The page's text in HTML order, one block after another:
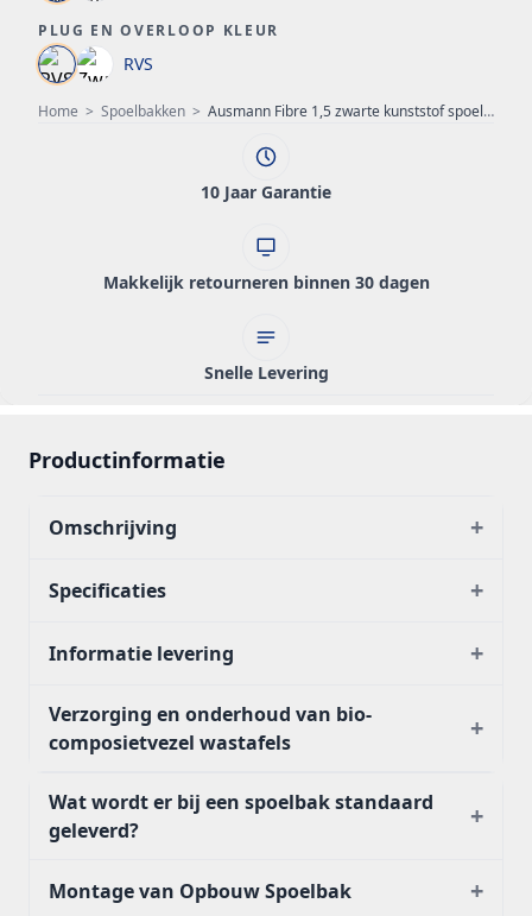
Home > Spoelbakken > Ausmann Fibre 1,5 zwarte kunststof spoelbak omkeerbaar met afdruip opbouw 100x50 cm 1208956783
PLUG EN OVERLOOP KLEUR
RVS
10 Jaar Garantie
Makkelijk retourneren binnen 30 dagen
Snelle Levering
Productinformatie
Omschrijving +
Specificaties +
Informatie levering +
Verzorging en onderhoud van bio-
composietvezel wastafels
+
Wat wordt er bij een spoelbak standaard
geleverd?
+
Montage van Opbouw Spoelbak +